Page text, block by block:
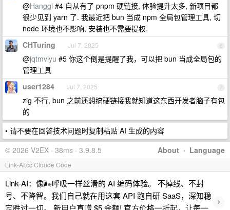
@Hanggi #4 自从有了 pnpm 硬链接, 体验提升太多, 新项目都
很少见到 yarn 了. 我最近把 bun 当成 npm 全局包管理工具, 切
node 环境也不影响, 安装也不需要提权.
6
CHTuring Jul 7, 2025
@jqtmviyu #5 你这个倒是提醒了我，可以把 bun 当成全局包的
管理工具
7
user1284 Jul 7, 2025
zig 不行, bun 之前还想搞硬链接我就知道这东西开发者脑子有包
的
• 请不要在回答技术问题时复制粘贴 AI 生成的内容
About · Language
© 2026 V2EX · 38ms · 3.9.8.5
Link-AI.cc Cloude Code
Link-AI：像🌬呼吸一样丝滑的 AI 编码体验。 不掉线、不封
号、不降智。我们自己就在用这套 API 跑自研 SaaS，深知稳
定胜过一切。 新用户直赠 $5 余额! 官方价格一折起，让每一
›